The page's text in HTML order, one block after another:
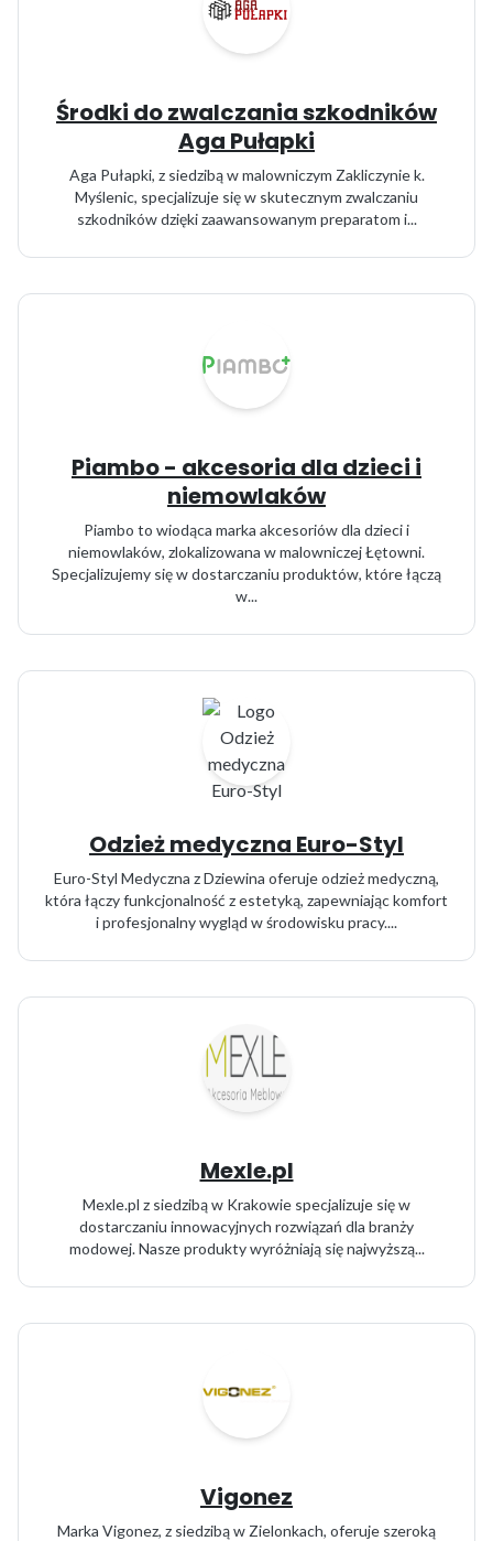
Środki do zwalczania szkodników
Aga Pułapki
Aga Pułapki, z siedzibą w malowniczym Zakliczynie k.
Myślenic, specjalizuje się w skutecznym zwalczaniu
szkodników dzięki zaawansowanym preparatom i...
Piambo - akcesoria dla dzieci i
niemowlaków
Piambo to wiodąca marka akcesoriów dla dzieci i
niemowlaków, zlokalizowana w malowniczej Łętowni.
Specjalizujemy się w dostarczaniu produktów, które łączą
w...
Odzież medyczna Euro-Styl
Euro-Styl Medyczna z Dziewina oferuje odzież medyczną,
która łączy funkcjonalność z estetyką, zapewniając komfort
i profesjonalny wygląd w środowisku pracy....
Mexle.pl
Mexle.pl z siedzibą w Krakowie specjalizuje się w
dostarczaniu innowacyjnych rozwiązań dla branży
modowej. Nasze produkty wyróżniają się najwyższą...
Vigonez
Marka Vigonez, z siedzibą w Zielonkach, oferuje szeroką